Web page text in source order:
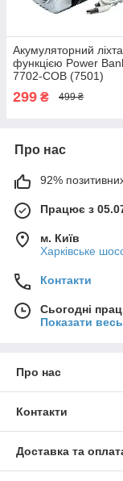
Акумуляторний
функцією Power
7702-COB (7501)
299 ₴ 499 ₴
Про нас
92% позитивних
Працює з
м. Київ
Харківське
Контакти
Сьогодні
Показати
Про нас
Контакти
Доставка та